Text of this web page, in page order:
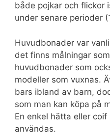
både pojkar och flickor
under senare perioder
Huvudbonader var
det finns målningar
huvudbonader som
modeller som vuxnas.
bars ibland av barn,
som man kan köpa på
En enkel hätta eller coif
användas.